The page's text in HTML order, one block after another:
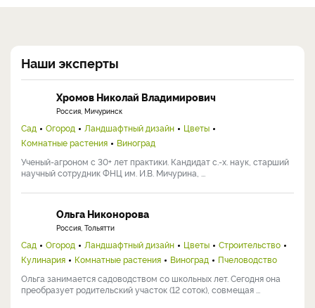
Наши эксперты
Хромов Николай Владимирович
Россия, Мичуринск
Сад Огород Ландшафтный дизайн
Цветы
Комнатные растения
Виноград
Ученый-агроном с 30+ лет практики. Кандидат с.-х. наук, старший
научный сотрудник ФНЦ им. И.В. Мичурина, ...
Ольга Никонорова
Россия, Тольятти
Сад Огород Ландшафтный дизайн Цветы
Строительство
Кулинария
Комнатные растения Виноград
Пчеловодство
Ольга занимается садоводством со школьных лет. Сегодня она
преобразует родительский участок (12 соток), совмещая ...